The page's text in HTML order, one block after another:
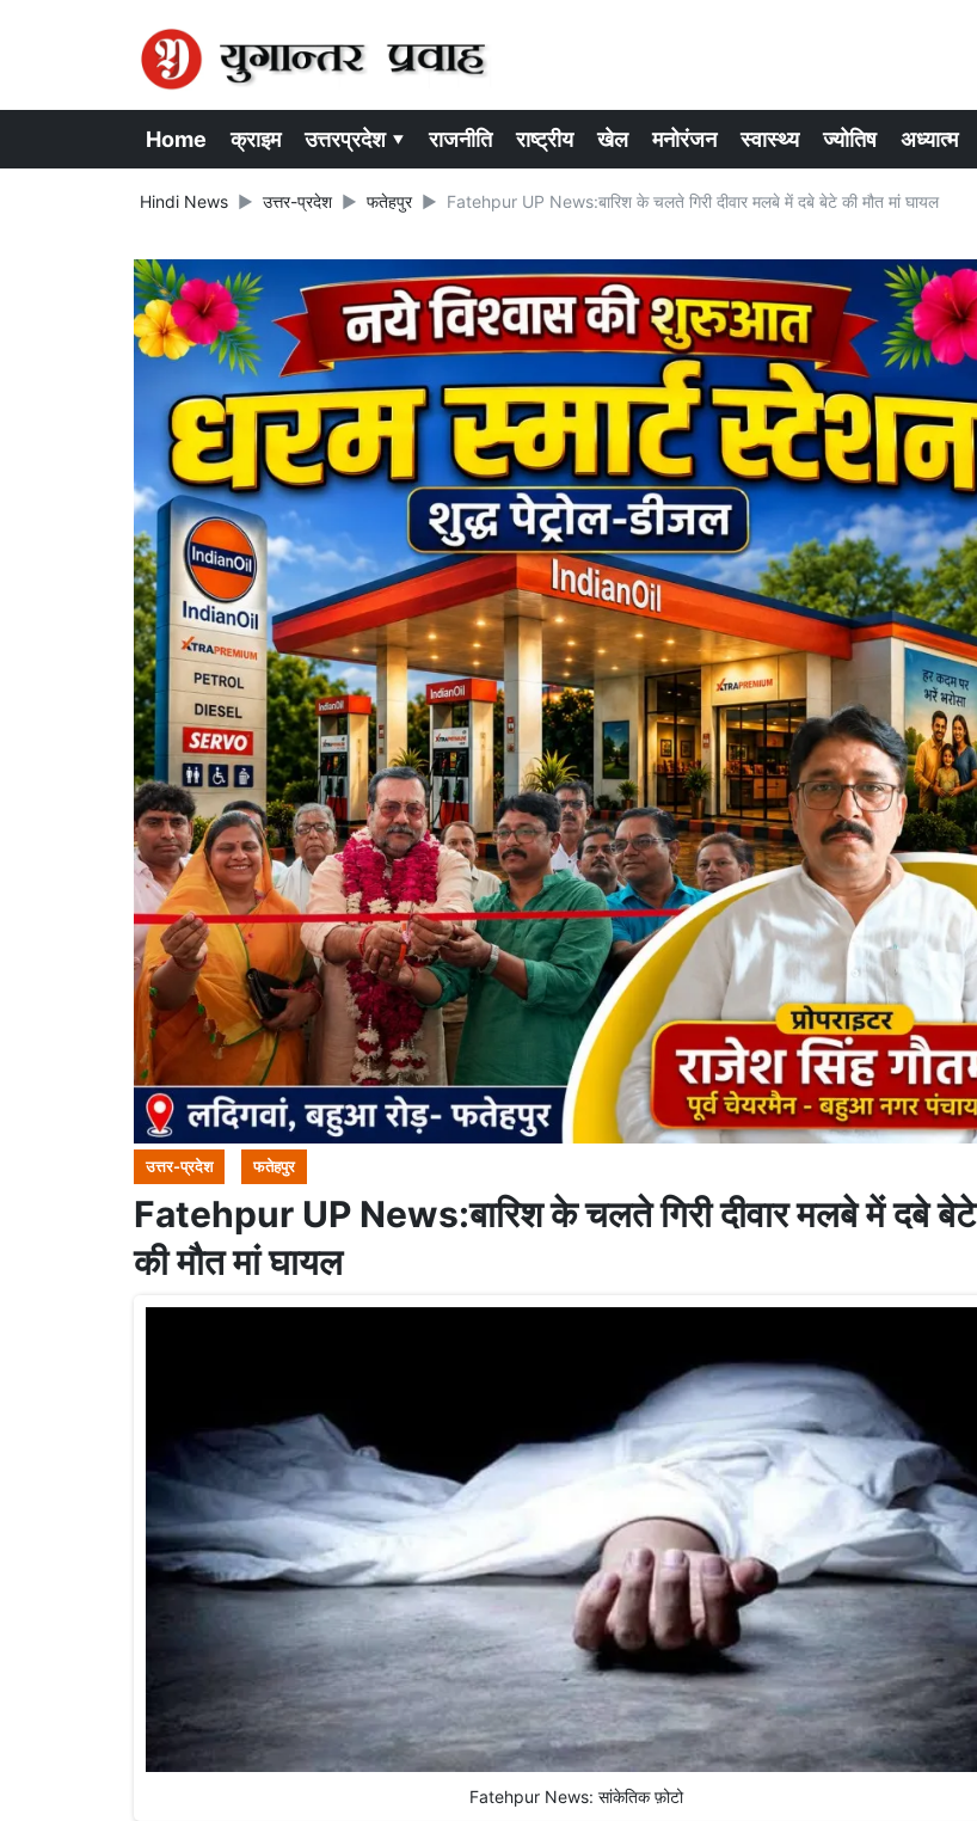
Home क्राइम उत्तरप्रदेश ▾ राजनीति राष्ट्रीय खेल मनोरंजन स्वास्थ्य ज्योतिष अध्यात्म
Hindi News उत्तर-प्रदेश फतेहपुर Fatehpur UP News:बारिश के चलते गिरी दीवार मलबे में दबे बेटे की मौत मां घायल
उत्तर-प्रदेश फतेहपुर
Fatehpur UP News:बारिश के चलते गिरी दीवार मलबे में दबे बेटे
की मौत मां घायल
Fatehpur News: सांकेतिक फ़ोटो